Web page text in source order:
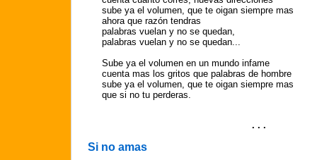
sube ya el volumen, que te oigan siempre mas
ahora que razón tendras
palabras vuelan y no se quedan,
palabras vuelan y no se quedan...
Sube ya el volumen en un mundo infame
cuenta mas los gritos que palabras de hombre
sube ya el volumen, que te oigan siempre mas
que si no tu perderas.
. . .
Si no amas